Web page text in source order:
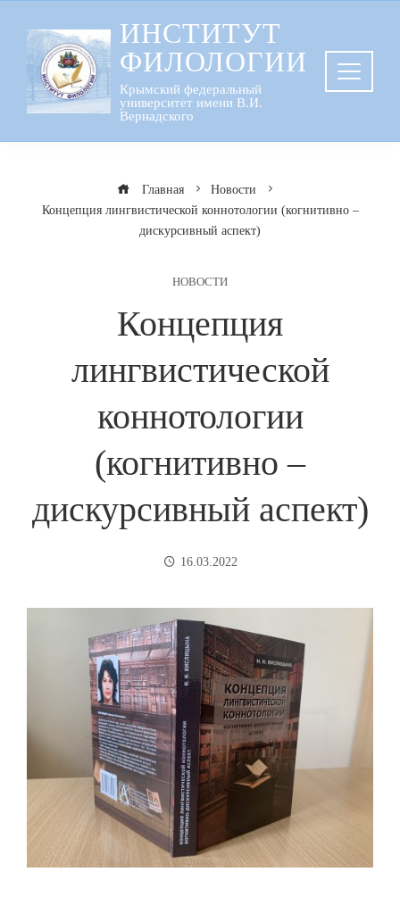
содержанию
ИНСТИТУТ
ФИЛОЛОГИИ
Крымский федеральный
университет имени В.И.
Вернадского
Главная
Новости
Концепция лингвистической коннотологии (когнитивно –
дискурсивный аспект)
НОВОСТИ
Концепция
лингвистической
коннотологии
(когнитивно –
дискурсивный аспект)
16.03.2022